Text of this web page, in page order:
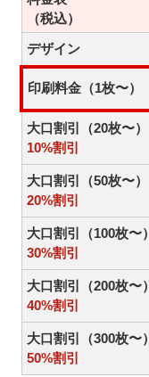
（税込）
デザイン
印刷料金（1枚〜）
大口割引（20枚〜）
10%割引
大口割引（50枚〜）
20%割引
大口割引（100枚〜）
30%割引
大口割引（200枚〜）
40%割引
大口割引（300枚〜）
50%割引